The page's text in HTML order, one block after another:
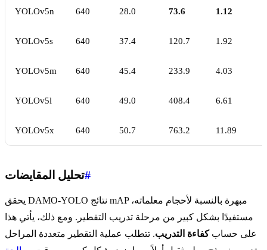
YOLOv5n 640 28.0 73.6 1.12
YOLOv5s 640 37.4 120.7 1.92
YOLOv5m 640 45.4 233.9 4.03
YOLOv5l 640 49.0 408.4 6.61
YOLOv5x 640 50.7 763.2 11.89
تحليل المقايضات#
يحقق DAMO-YOLO نتائج mAP مبهرة بالنسبة لأحجام معلماته،
مستفيدًا بشكل كبير من مرحلة تدريب التقطير. ومع ذلك، يأتي هذا
على حسابكفاءة التدريب. تتطلب عملية التقطير متعددة المراحل